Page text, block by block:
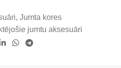
, Jumta kores
jumtu aksesuāri